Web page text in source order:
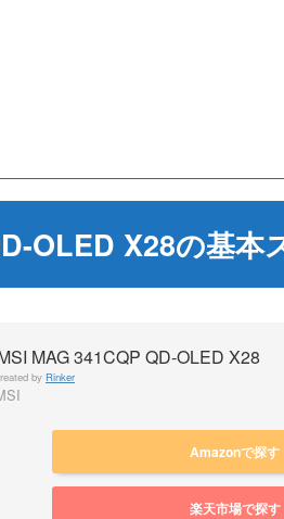
OLED X28の基本
MAG 341CQP QD-OLED X28
by Rinker
Amazonで探す
楽天市場で探す